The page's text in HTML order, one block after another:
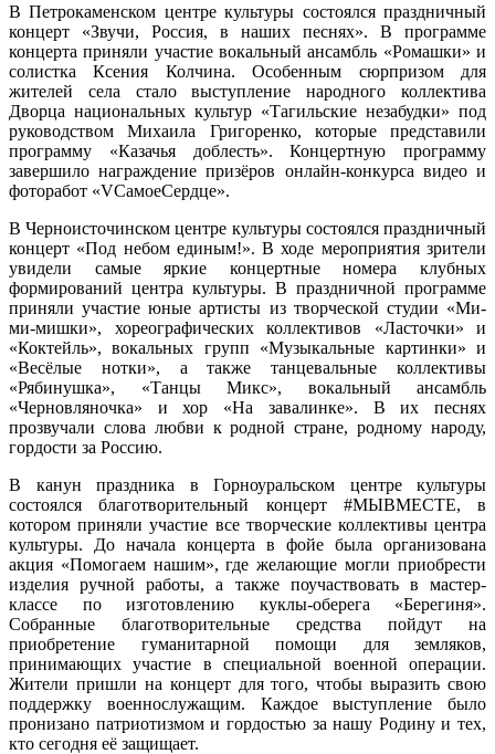
В Петрокаменском центре культуры состоялся праздничный
концерт «Звучи, Россия, в наших песнях». В программе
концерта приняли участие вокальный ансамбль «Ромашки» и
солистка Ксения Колчина. Особенным сюрпризом для
жителей села стало выступление народного коллектива
Дворца национальных культур «Тагильские незабудки» под
руководством Михаила Григоренко, которые представили
программу «Казачья доблесть». Концертную программу
завершило награждение призёров онлайн-конкурса видео и
фоторабот «VСамоеСердце».
В Черноисточинском центре культуры состоялся праздничный
концерт «Под небом единым!». В ходе мероприятия зрители
увидели самые яркие концертные номера клубных
формирований центра культуры. В праздничной программе
приняли участие юные артисты из творческой студии «Ми-
ми-мишки», хореографических коллективов «Ласточки» и
«Коктейль», вокальных групп «Музыкальные картинки» и
«Весёлые нотки», а также танцевальные коллективы
«Рябинушка», «Танцы Микс», вокальный ансамбль
«Черновляночка» и хор «На завалинке». В их песнях
прозвучали слова любви к родной стране, родному народу,
гордости за Россию.
В канун праздника в Горноуральском центре культуры
состоялся благотворительный концерт #МЫВМЕСТЕ, в
котором приняли участие все творческие коллективы центра
культуры. До начала концерта в фойе была организована
акция «Помогаем нашим», где желающие могли приобрести
изделия ручной работы, а также поучаствовать в мастер-
классе по изготовлению куклы-оберега «Берегиня».
Собранные благотворительные средства пойдут на
приобретение гуманитарной помощи для земляков,
принимающих участие в специальной военной операции.
Жители пришли на концерт для того, чтобы выразить свою
поддержку военнослужащим. Каждое выступление было
пронизано патриотизмом и гордостью за нашу Родину и тех,
кто сегодня её защищает.